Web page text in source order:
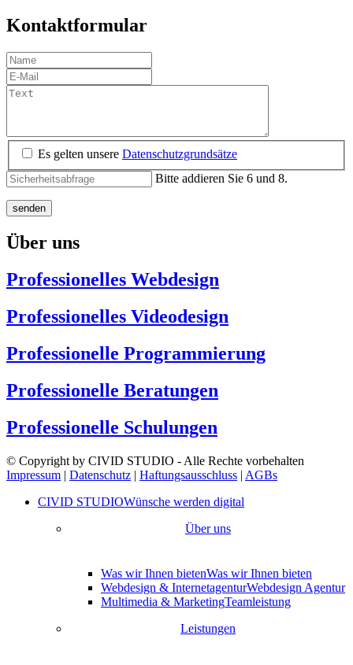
Kontaktformular
Es gelten unsere Datenschutzgrundsätze
Bitte addieren Sie 6 und 8.
Über uns
Professionelles Webdesign
Professionelles Videodesign
Professionelle Programmierung
Professionelle Beratungen
Professionelle Schulungen
© Copyright by CIVID STUDIO - Alle Rechte vorbehalten
Impressum | Datenschutz | Haftungsausschluss | AGBs
CIVID STUDIOWünsche werden digital
Über uns
Was wir Ihnen bietenWas wir Ihnen bieten
Webdesign & InternetagenturWebdesign Agentur
Multimedia & MarketingTeamleistung
Leistungen